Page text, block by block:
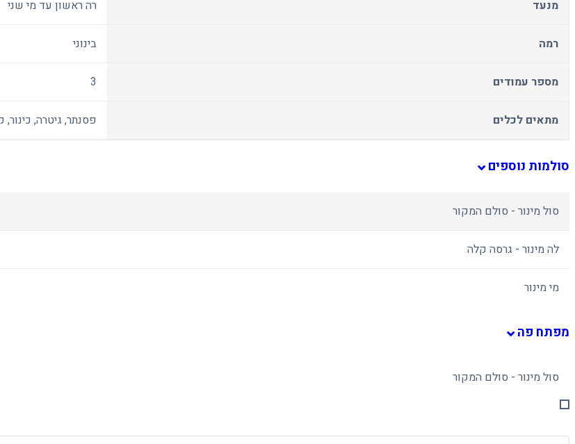
מנעד רה ראשון עד מי שני
רמה בינוני
מספר עמודים 3
מתאים לכלים פסנתר, גיטרה,
סולמות נוספים
סול מינור - סולם המקור
לה מינור - גרסה קלה
מי מינור
מפתח פה
סול מינור - סולם המקור